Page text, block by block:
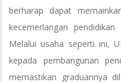
berharap dapat
kecemerlangan
Melalui usaha seperti ini,
kepada pembangunan
memastikan graduannya